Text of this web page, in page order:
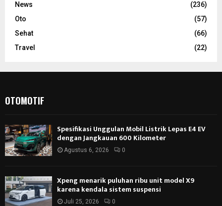
News
(236)
Oto
(57)
Sehat
(66)
Travel
(22)
OTOMOTIF
Spesifikasi Unggulan Mobil Listrik Lepas E4 EV
dengan Jangkauan 600 Kilometer
Agustus 6, 2026 0
Xpeng menarik puluhan ribu unit model X9
karena kendala sistem suspensi
Juli 25, 2026 0